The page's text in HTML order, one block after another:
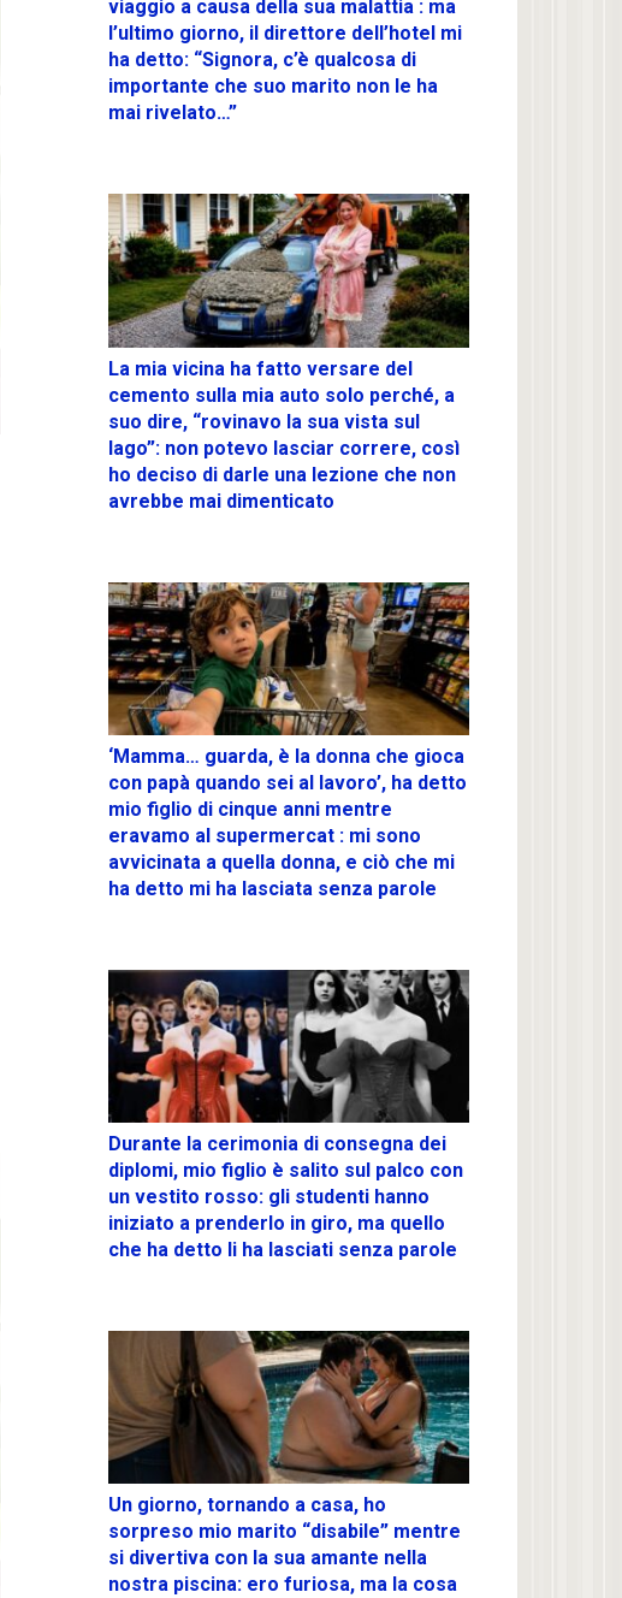
viaggio a causa della sua malattia : ma
l’ultimo giorno, il direttore dell’hotel mi
ha detto: “Signora, c’è qualcosa di
importante che suo marito non le ha
mai rivelato…”
La mia vicina ha fatto versare del
cemento sulla mia auto solo perché, a
suo dire, “rovinavo la sua vista sul
lago”: non potevo lasciar correre, così
ho deciso di darle una lezione che non
avrebbe mai dimenticato
‘Mamma… guarda, è la donna che gioca
con papà quando sei al lavoro’, ha detto
mio figlio di cinque anni mentre
eravamo al supermercat : mi sono
avvicinata a quella donna, e ciò che mi
ha detto mi ha lasciata senza parole
Durante la cerimonia di consegna dei
diplomi, mio figlio è salito sul palco con
un vestito rosso: gli studenti hanno
iniziato a prenderlo in giro, ma quello
che ha detto li ha lasciati senza parole
Un giorno, tornando a casa, ho
sorpreso mio marito “disabile” mentre
si divertiva con la sua amante nella
nostra piscina: ero furiosa, ma la cosa